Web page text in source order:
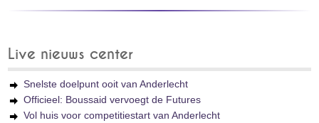
Live nieuws center
Snelste doelpunt ooit van Anderlecht
Officieel: Boussaid vervoegt de Futures
Vol huis voor competitiestart van Anderlecht